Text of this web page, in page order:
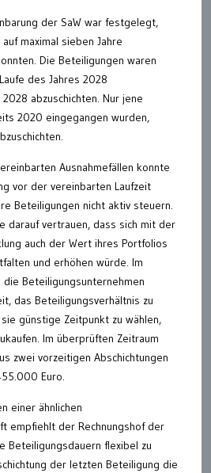
der SaW war festgelegt,
maximal sieben Jahre
Die Beteiligungen waren
des Jahres 2028
abzuschichten. Nur jene
2020 eingegangen wurden,
Ausnahmefällen konnte
vor der vereinbarten Laufzeit
Beteiligungen nicht aktiv steuern.
darauf vertrauen, dass sich mit der
auch der Wert ihres Portfolios
und erhöhen würde. Im
Beteiligungsunternehmen
das Beteiligungsverhältnis zu
günstige Zeitpunkt zu wählen,
Im überprüften Zeitraum
zwei vorzeitigen Abschichtungen
Euro.
einer ähnlichen
empfiehlt der Rechnungshof der
Beteiligungsdauern flexibel zu
der letzten Beteiligung die